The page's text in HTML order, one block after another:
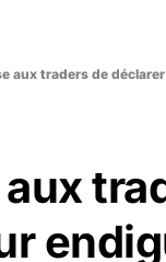
aux traders de